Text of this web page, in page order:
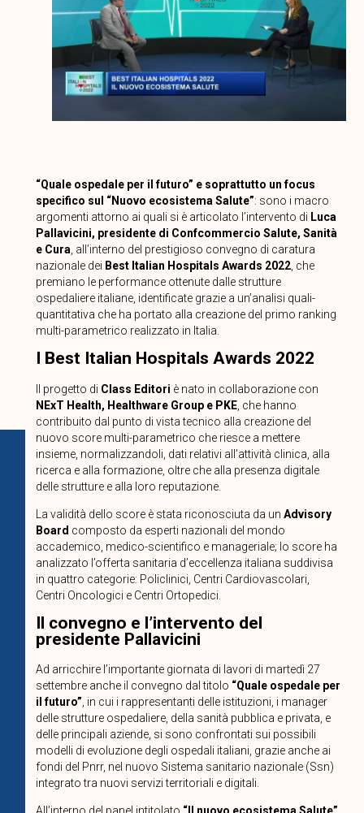
“Quale ospedale per il futuro” e soprattutto un focus
specifico sul “Nuovo ecosistema Salute”: sono i macro
argomenti attorno ai quali si è articolato l’intervento di Luca
Pallavicini, presidente di Confcommercio Salute, Sanità
e Cura, all’interno del prestigioso convegno di caratura
nazionale dei Best Italian Hospitals Awards 2022, che
premiano le performance ottenute dalle strutture
ospedaliere italiane, identificate grazie a un’analisi quali-
quantitativa che ha portato alla creazione del primo ranking
multi-parametrico realizzato in Italia.
I Best Italian Hospitals Awards 2022
Il progetto di Class Editori è nato in collaborazione con
NExT Health, Healthware Group e PKE, che hanno
contribuito dal punto di vista tecnico alla creazione del
nuovo score multi-parametrico che riesce a mettere
insieme, normalizzandoli, dati relativi all’attività clinica, alla
ricerca e alla formazione, oltre che alla presenza digitale
delle strutture e alla loro reputazione.
La validità dello score è stata riconosciuta da un Advisory
Board composto da esperti nazionali del mondo
accademico, medico-scientifico e manageriale; lo score ha
analizzato l’offerta sanitaria d’eccellenza italiana suddivisa
in quattro categorie: Policlinici, Centri Cardiovascolari,
Centri Oncologici e Centri Ortopedici.
Il convegno e l’intervento del
presidente Pallavicini
Ad arricchire l’importante giornata di lavori di martedì 27
settembre anche il convegno dal titolo “Quale ospedale per
il futuro”, in cui i rappresentanti delle istituzioni, i manager
delle strutture ospedaliere, della sanità pubblica e privata, e
delle principali aziende, si sono confrontati sui possibili
modelli di evoluzione degli ospedali italiani, grazie anche ai
fondi del Pnrr, nel nuovo Sistema sanitario nazionale (Ssn)
integrato tra nuovi servizi territoriali e digitali.